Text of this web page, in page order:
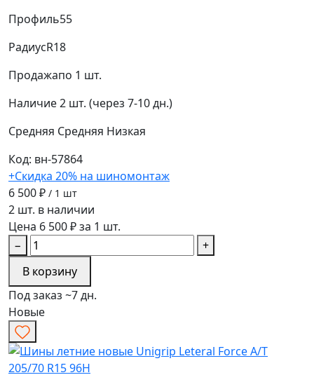
Профиль55
РадиусR18
Продажапо 1 шт.
Наличие2 шт. (через 7-10 дн.)
Средняя Средняя Низкая
Код: вн-57864
+Скидка 20% на шиномонтаж
6 500 ₽ / 1 шт
2 шт. в наличии
Цена 6 500 ₽ за 1 шт.
−
+
В корзину
Под заказ ~7 дн.
Новые